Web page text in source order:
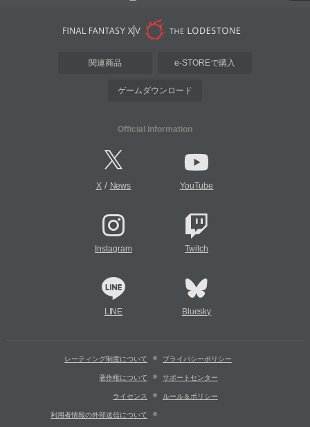
関連商品 e-STOREで購入
ゲームダウンロード
Official Information
X/ News YouTube
Instagram Twitch
LINE Bluesky
レーティング制度について プライバシーポリシー
著作権について サポートセンター
ライセンス ルール＆ポリシー
利用者情報の外部送信について